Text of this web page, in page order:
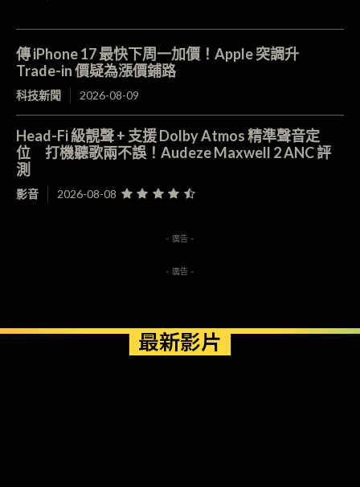
傳 iPhone 17 最快下周一加價！Apple 突調升
Trade-in 價疑為漲價鋪路
科技新聞 2026-08-09
Head-Fi 級靚聲 + 支援 Dolby Atmos 精準聲音定
位 打機聽歌兩不誤！Audeze Maxwell 2 ANC 評
測
影音 2026-08-08
- 廣告 -
- 廣告 -
最新影片